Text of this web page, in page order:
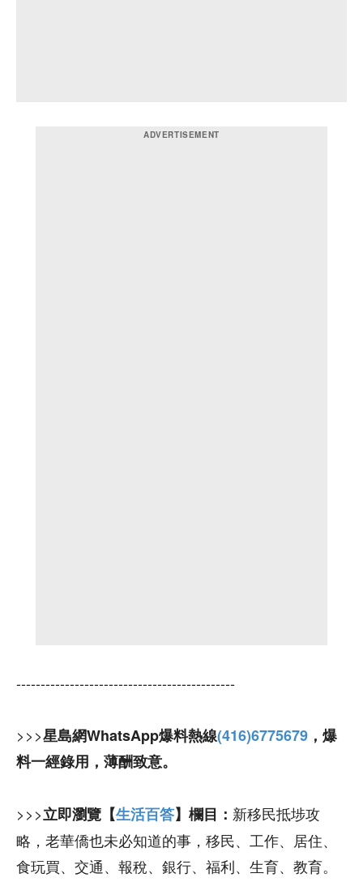
---------------------------------------------
>>>星島網WhatsApp爆料熱線(416)6775679 ，爆
料一經錄用，薄酬致意。
>>>立即瀏覽【生活百答】欄目： 新移民抵埗攻
略，老華僑也未必知道的事，移民、工作、居住、
食玩買、交通、報稅、銀行、福利、生育、教育。